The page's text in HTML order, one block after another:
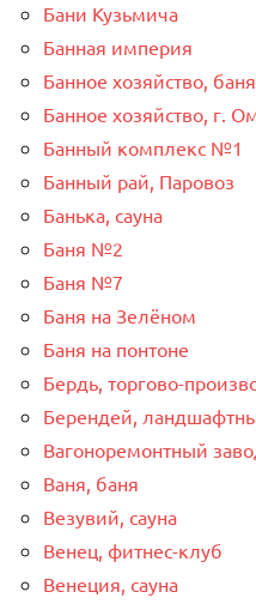
Бани Кузьмича
Банная империя
Банное хозяйство,
Банное хозяйство, г.
Банный комплекс №1
Банный рай, Паровоз
Банька, сауна
Баня №2
Баня №7
Баня на Зелёном
Баня на понтоне
Бердь, торгово-
Берендей,
Вагоноремонтный
Ваня, баня
Везувий, сауна
Венец, фитнес-клуб
Венеция, сауна